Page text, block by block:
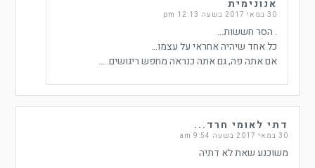
אנונימית
30 במאי 2017 בשעה 12:13 pm
. הסר חששות…
כל אחד שיהיה אחראי על עצמו…
אם אתה פה, גם אתה כנראה מחפש ריגושים…..
דתי לאומי חרד...
30 במאי 2017 בשעה 9:54 am
משוכנע שאת לא דתיה